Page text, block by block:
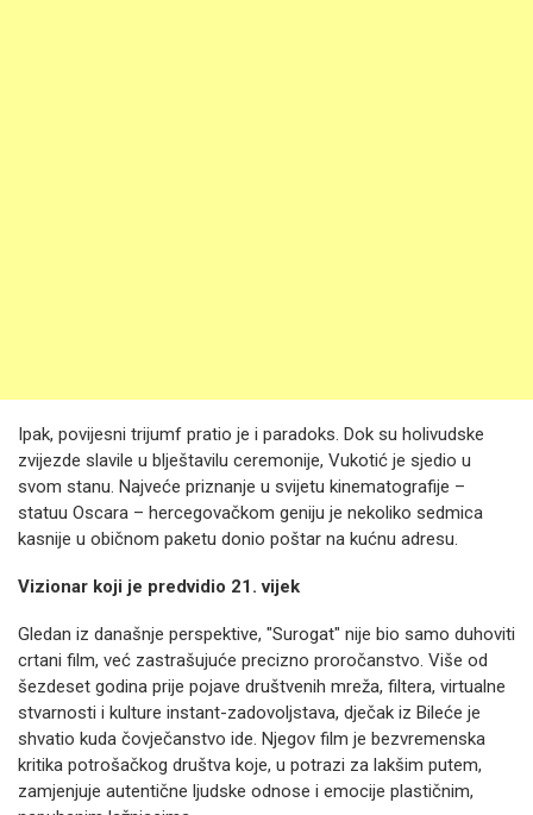
Ipak, povijesni trijumf pratio je i paradoks. Dok su holivudske
zvijezde slavile u blještavilu ceremonije, Vukotić je sjedio u
svom stanu. Najveće priznanje u svijetu kinematografije –
statuu Oscara – hercegovačkom geniju je nekoliko sedmica
kasnije u običnom paketu donio poštar na kućnu adresu.
Vizionar koji je predvidio 21. vijek
Gledan iz današnje perspektive, "Surogat" nije bio samo duhoviti
crtani film, već zastrašujuće precizno proročanstvo. Više od
šezdeset godina prije pojave društvenih mreža, filtera, virtualne
stvarnosti i kulture instant-zadovoljstava, dječak iz Bileće je
shvatio kuda čovječanstvo ide. Njegov film je bezvremenska
kritika potrošačkog društva koje, u potrazi za lakšim putem,
zamjenjuje autentične ljudske odnose i emocije plastičnim,